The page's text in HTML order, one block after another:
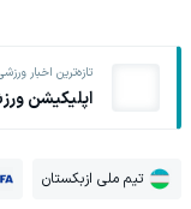
تازه‌ترین اخبار
اپلیکیشن
تیم ملی ازبکستان